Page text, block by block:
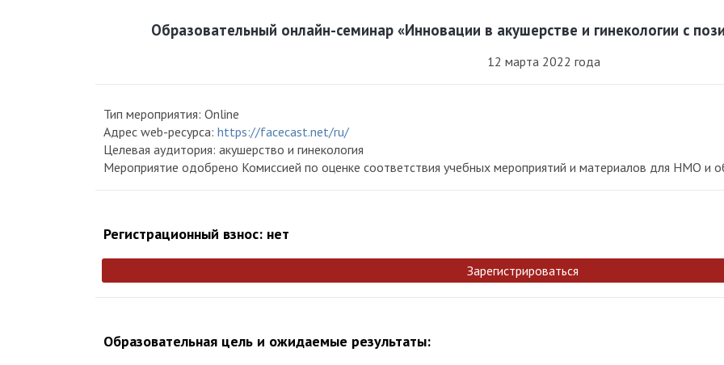
Образовательный онлайн-семинар «Инновации в акушерстве и гинекологии с
12 марта 2022 года
Тип мероприятия: Online
Адрес web-ресурса: https://facecast.net/ru/
Целевая аудитория: акушерство и гинекология
Мероприятие одобрено Комиссией по оценке соответствия учебных мероприятий и материалов для НМО и
Регистрационный взнос: нет
Зарегистрироваться
Образовательная цель и ожидаемые результаты: